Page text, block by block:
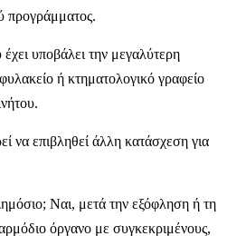
προγράμματος.
υποβάλει την μεγαλύτερη
ή κτηματολογικό γραφείο
να επιβληθεί άλλη κατάσχεση για
Ναι, μετά την εξόφληση ή τη
όργανο με συγκεκριμένους,